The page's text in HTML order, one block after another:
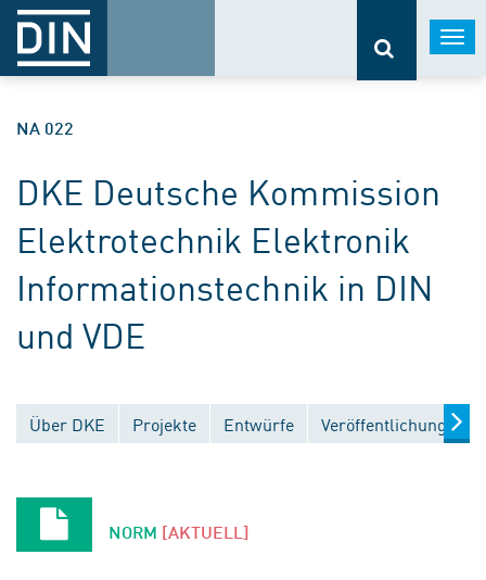
NA 022
DKE Deutsche Kommission
Elektrotechnik Elektronik
Informationstechnik in DIN
und VDE
Über DKE Projekte Entwürfe Veröffentlichungen
NORM [AKTUELL]